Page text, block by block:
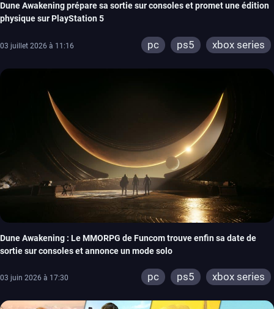
Dune Awakening prépare sa sortie sur consoles et promet une édition
physique sur PlayStation 5
03 juillet 2026 à 11:16 pc ps5 xbox series
Dune Awakening : Le MMORPG de Funcom trouve enfin sa date de
sortie sur consoles et annonce un mode solo
03 juin 2026 à 17:30 pc ps5 xbox series